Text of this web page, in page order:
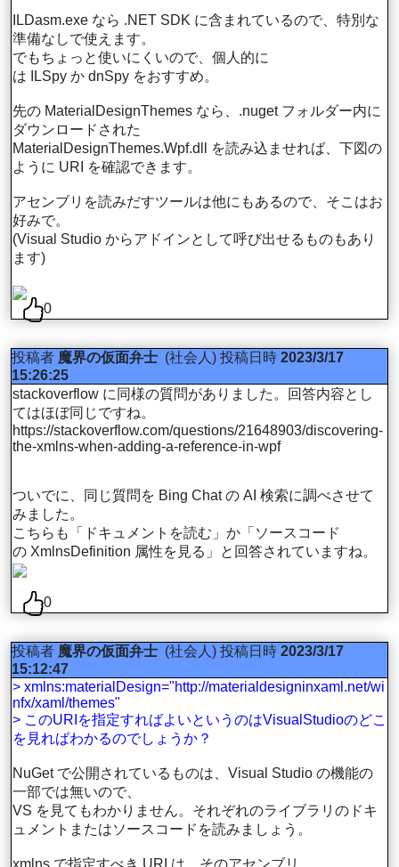
ILDasm.exe なら .NET SDK に含まれているので、特別な
準備なしで使えます。
でもちょっと使いにくいので、個人的に
は ILSpy か dnSpy をおすすめ。
先の MaterialDesignThemes なら、.nuget フォルダー内に
ダウンロードされた
MaterialDesignThemes.Wpf.dll を読み込ませれば、下図の
ように URI を確認できます。
アセンブリを読みだすツールは他にもあるので、そこはお
好みで。
(Visual Studio からアドインとして呼び出せるものもあり
ます)
0
投稿者 魔界の仮面弁士 (社会人) 投稿日時 2023/3/17
15:26:25
stackoverflow に同様の質問がありました。回答内容とし
てはほぼ同じですね。
https://stackoverflow.com/questions/21648903/discovering-
the-xmlns-when-adding-a-reference-in-wpf
ついでに、同じ質問を Bing Chat の AI 検索に調べさせて
みました。
こちらも「ドキュメントを読む」か「ソースコード
の XmlnsDefinition 属性を見る」と回答されていますね。
0
投稿者 魔界の仮面弁士 (社会人) 投稿日時 2023/3/17
15:12:47
> xmlns:materialDesign="http://materialdesigninxaml.net/wi
nfx/xaml/themes"
> このURIを指定すればよいというのはVisualStudioのどこ
を見ればわかるのでしょうか？
NuGet で公開されているものは、Visual Studio の機能の
一部では無いので、
VS を見てもわかりません。それぞれのライブラリのドキ
ュメントまたはソースコードを読みましょう。
xmlns で指定すべき URI は、そのアセンブリ